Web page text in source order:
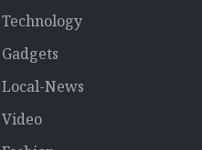
Technology
Gadgets
Local-News
Video